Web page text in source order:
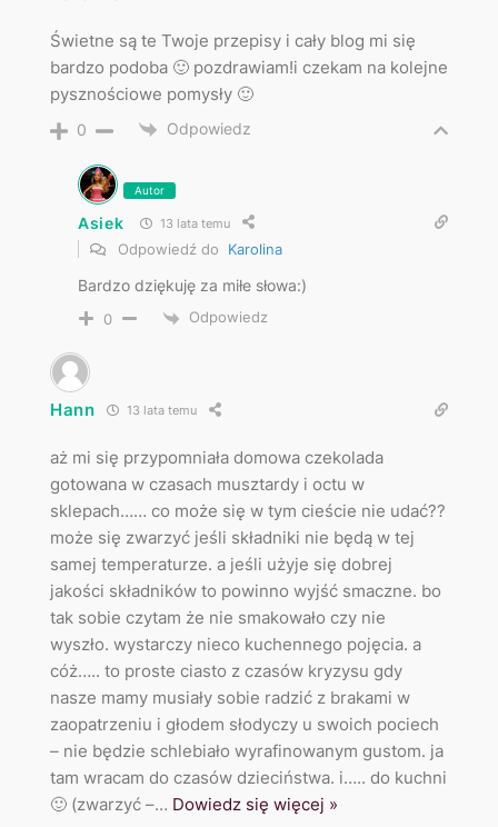
Świetne są te Twoje przepisy i cały blog mi się
bardzo podoba 🙂 pozdrawiam!i czekam na kolejne
pysznościowe pomysły 🙂
0 Odpowiedz
Autor
Asiek 13 lata temu
Odpowiedź do Karolina
Bardzo dziękuję za miłe słowa:)
0 Odpowiedz
Hann 13 lata temu
aż mi się przypomniała domowa czekolada
gotowana w czasach musztardy i octu w
sklepach…… co może się w tym cieście nie udać??
może się zwarzyć jeśli składniki nie będą w tej
samej temperaturze. a jeśli użyje się dobrej
jakości składników to powinno wyjść smaczne. bo
tak sobie czytam że nie smakowało czy nie
wyszło. wystarczy nieco kuchennego pojęcia. a
cóż….. to proste ciasto z czasów kryzysu gdy
nasze mamy musiały sobie radzić z brakami w
zaopatrzeniu i głodem słodyczy u swoich pociech
– nie będzie schlebiało wyrafinowanym gustom. ja
tam wracam do czasów dzieciństwa. i….. do kuchni
🙂 (zwarzyć –… Dowiedz się więcej »